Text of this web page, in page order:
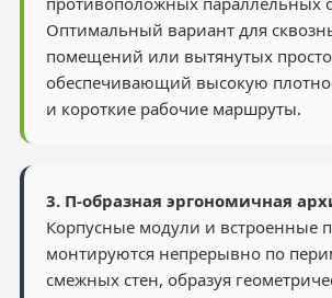
Оптимальный вариант для
помещений или вытянутых
обеспечивающий высокую
и короткие рабочие маршруты.
3. П-образная эргономичная
Корпусные модули и встроенные
монтируются непрерывно по
смежных стен, образуя